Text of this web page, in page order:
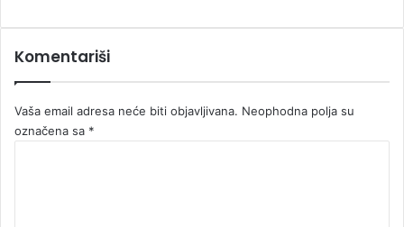
Komentariši
Vaša email adresa neće biti objavljivana. Neophodna polja su
označena sa *